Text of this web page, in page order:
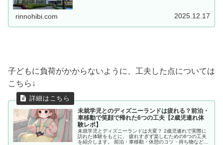
rinnohibi.com 2025.12.17
子どもに負荷がかからないように、工夫した点については
こちら↓
未就学児とのディズニーランドは疲れる？前泊・
車移動で笑顔で帰れた6つの工夫【2歳児連れ体
験レポ】
未就学児とディズニーランドは大変？ 2歳児連れで実際に
訪れた体験をもとに、 疲れすぎず楽しむための6つの工夫
を紹介します。 前泊・車移動・休憩のコツ・持ち物など、